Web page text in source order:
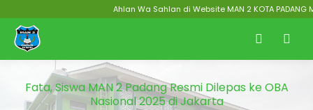
Ahlan Wa Sahlan di Website MAN 2 KOTA PADANG
Fata, Siswa MAN 2 Padang Resmi Dilepas ke OBA
Nasional 2025 di Jakarta